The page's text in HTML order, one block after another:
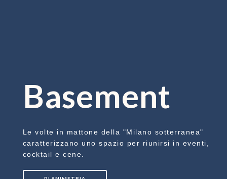
Basement
Le volte in mattone della "Milano sotterranea"
caratterizzano uno spazio per riunirsi in eventi,
cocktail e cene.